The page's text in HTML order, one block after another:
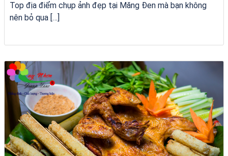
Top địa điểm chụp ảnh đẹp tại Măng Đen mà bạn không
nên bỏ qua […]
Homestay Đẹp Tại Măng Đen